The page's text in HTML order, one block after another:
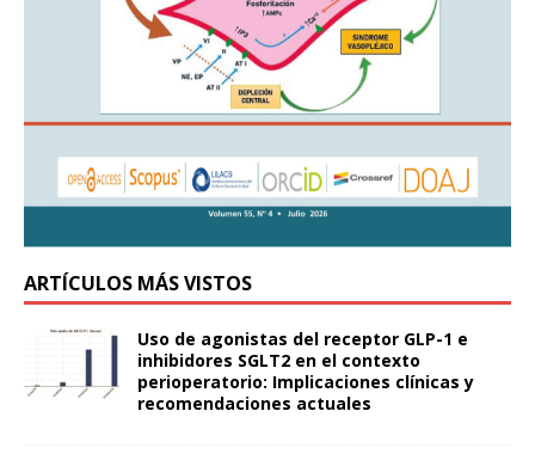
ARTÍCULOS MÁS VISTOS
Uso de agonistas del receptor GLP-1 e
inhibidores SGLT2 en el contexto
perioperatorio: Implicaciones clínicas y
recomendaciones actuales